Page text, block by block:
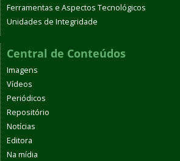
Ferramentas e Aspectos Tecnológicos
Unidades de Integridade
Central de Conteúdos
Imagens
Vídeos
Periódicos
Repositório
Notícias
Editora
Na mídia